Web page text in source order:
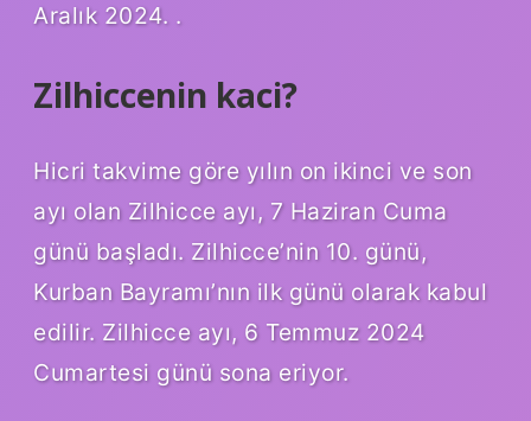
Aralık 2024. .
Zilhiccenin kaci?
Hicri takvime göre yılın on ikinci ve son
ayı olan Zilhicce ayı, 7 Haziran Cuma
günü başladı. Zilhicce’nin 10. günü,
Kurban Bayramı’nın ilk günü olarak kabul
edilir. Zilhicce ayı, 6 Temmuz 2024
Cumartesi günü sona eriyor.